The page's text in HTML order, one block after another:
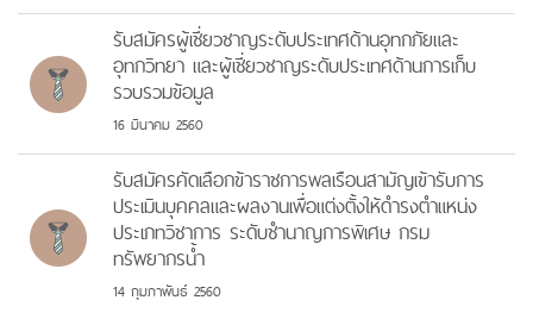
รับสมัครผู้เชี่ยวชาญระดับประเทศด้านอุทกภัยและ
อุทกวิทยา และผู้เชี่ยวชาญระดับประเทศด้านการเก็บ
รวบรวมข้อมูล
16 มีนาคม 2560
รับสมัครคัดเลือกข้าราชการพลเรือนสามัญเข้ารับการ
ประเมินบุคคลและผลงานเพื่อแต่งตั้งให้ดำรงตำแหน่ง
ประเภทวิชาการ ระดับชำนาญการพิเศษ กรม
ทรัพยากรน้ำ
14 กุมภาพันธ์ 2560